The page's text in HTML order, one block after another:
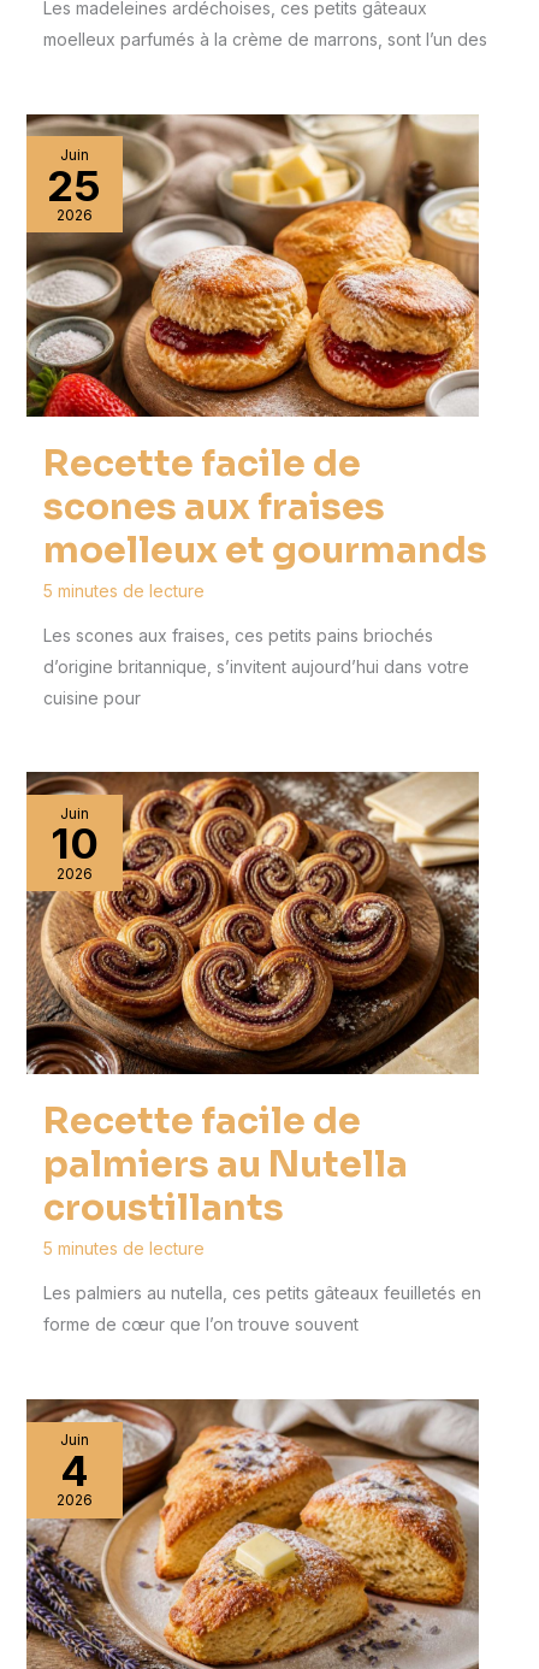
Les madeleines ardéchoises, ces petits gâteaux
moelleux parfumés à la crème de marrons, sont l’un des
Juin
25
2026
Recette facile de
scones aux fraises
moelleux et gourmands
5 minutes de lecture
Les scones aux fraises, ces petits pains briochés
d’origine britannique, s’invitent aujourd’hui dans votre
cuisine pour
Juin
10
2026
Recette facile de
palmiers au Nutella
croustillants
5 minutes de lecture
Les palmiers au nutella, ces petits gâteaux feuilletés en
forme de cœur que l’on trouve souvent
Juin
4
2026